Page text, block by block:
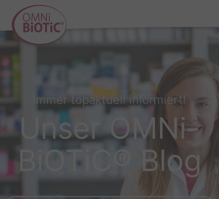
Immer topaktuell informiert!
Unser OMNi-
BiOTiC® Blog